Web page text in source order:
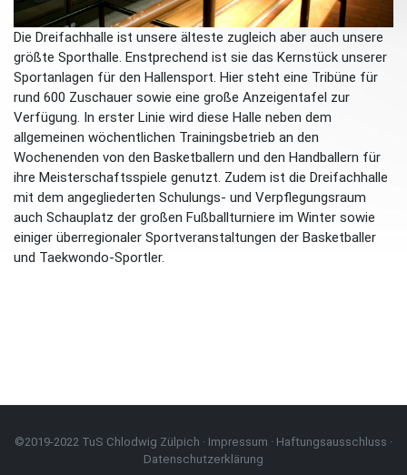
Die Dreifachhalle ist unsere älteste zugleich aber auch unsere
größte Sporthalle. Enstprechend ist sie das Kernstück unserer
Sportanlagen für den Hallensport. Hier steht eine Tribüne für
rund 600 Zuschauer sowie eine große Anzeigentafel zur
Verfügung. In erster Linie wird diese Halle neben dem
allgemeinen wöchentlichen Trainingsbetrieb an den
Wochenenden von den Basketballern und den Handballern für
ihre Meisterschaftsspiele genutzt. Zudem ist die Dreifachhalle
mit dem angegliederten Schulungs- und Verpflegungsraum
auch Schauplatz der großen Fußballturniere im Winter sowie
einiger überregionaler Sportveranstaltungen der Basketballer
und Taekwondo-Sportler.
©2019-2022 TuS Chlodwig Zülpich · Impressum · Haftungsausschluss ·
Datenschutzerklärung